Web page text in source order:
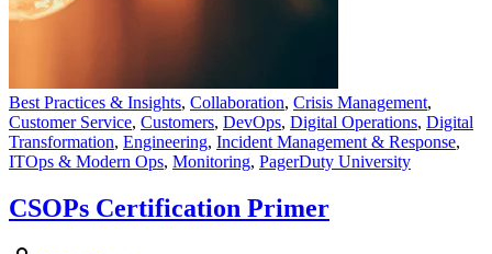
Best Practices & Insights, Collaboration, Crisis Management,
Customer Service, Customers, DevOps, Digital Operations, Digital
Transformation, Engineering, Incident Management & Response,
ITOps & Modern Ops, Monitoring, PagerDuty University
CSOPs Certification Primer